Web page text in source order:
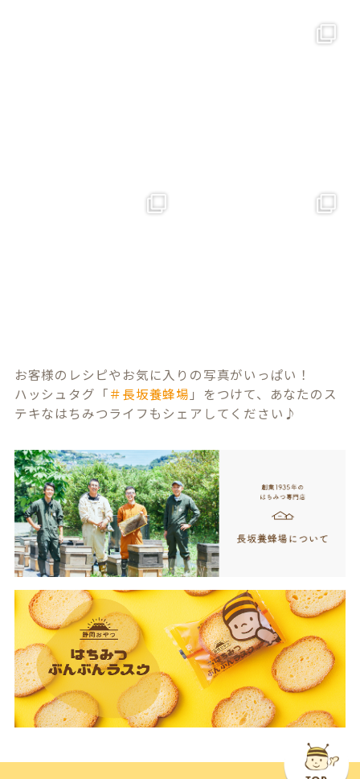
お客様のレシピやお気に入りの写真がいっぱい！
ハッシュタグ「＃長坂養蜂場 」をつけて、あなたのス
テキなはちみつライフもシェアしてください♪